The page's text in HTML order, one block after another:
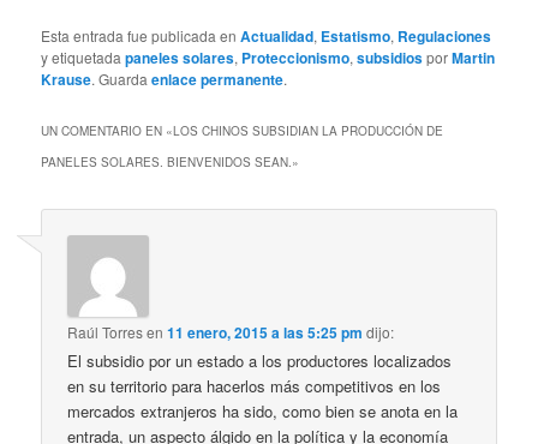
Esta entrada fue publicada enActualidad, Estatismo, Regulaciones
y etiquetadapaneles solares, Proteccionismo,subsidiosporMartin
Krause. Guardaenlace permanente.
UN COMENTARIO EN «LOS CHINOS SUBSIDIAN LA PRODUCCIÓN DE
PANELES SOLARES. BIENVENIDOS SEAN. »
Raúl Torresen11 enero, 2015 a las 5:25 pm dijo:
El subsidio por un estado a los productores localizados
en su territorio para hacerlos más competitivos en los
mercados extranjeros ha sido, como bien se anota en la
entrada, un aspecto álgido en la política y la economía